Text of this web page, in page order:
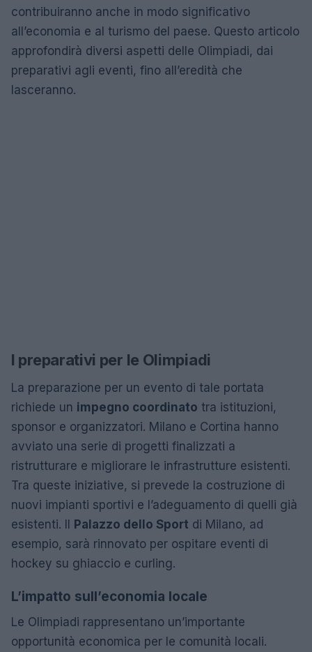
contribuiranno anche in modo significativo
all’economia e al turismo del paese. Questo articolo
approfondirà diversi aspetti delle Olimpiadi, dai
preparativi agli eventi, fino all’eredità che
lasceranno.
I preparativi per le Olimpiadi
La preparazione per un evento di tale portata
richiede un impegno coordinato tra istituzioni,
sponsor e organizzatori. Milano e Cortina hanno
avviato una serie di progetti finalizzati a
ristrutturare e migliorare le infrastrutture esistenti.
Tra queste iniziative, si prevede la costruzione di
nuovi impianti sportivi e l’adeguamento di quelli già
esistenti. Il Palazzo dello Sport di Milano, ad
esempio, sarà rinnovato per ospitare eventi di
hockey su ghiaccio e curling.
L’impatto sull’economia locale
Le Olimpiadi rappresentano un’importante
opportunità economica per le comunità locali.